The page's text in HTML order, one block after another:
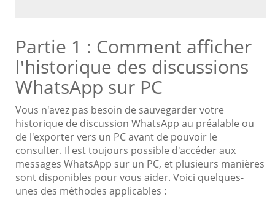
Partie 1 : Comment afficher
l'historique des discussions
WhatsApp sur PC
Vous n'avez pas besoin de sauvegarder votre
historique de discussion WhatsApp au préalable ou
de l'exporter vers un PC avant de pouvoir le
consulter. Il est toujours possible d'accéder aux
messages WhatsApp sur un PC, et plusieurs manières
sont disponibles pour vous aider. Voici quelques-
unes des méthodes applicables :